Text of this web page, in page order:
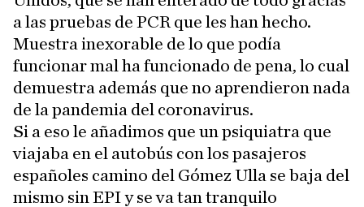
a las pruebas de PCR que les han hecho.
Muestra inexorable de lo que podía
funcionar mal ha funcionado de pena, lo cual
demuestra además que no aprendieron nada
de la pandemia del coronavirus.
Si a eso le añadimos que un psiquiatra que
viajaba en el autobús con los pasajeros
españoles camino del Gómez Ulla se baja del
mismo sin EPI y se va tan tranquilo